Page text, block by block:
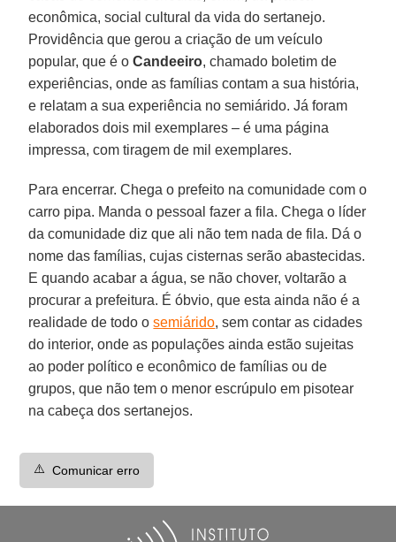
econômica, social cultural da vida do sertanejo.
Providência que gerou a criação de um veículo
popular, que é oCandeeiro, chamado boletim de
experiências, onde as famílias contam a sua história,
e relatam a sua experiência no semiárido. Já foram
elaborados dois mil exemplares – é uma página
impressa, com tiragem de mil exemplares.
Para encerrar. Chega o prefeito na comunidade com o
carro pipa. Manda o pessoal fazer a fila. Chega o líder
da comunidade diz que ali não tem nada de fila. Dá o
nome das famílias, cujas cisternas serão abastecidas.
E quando acabar a água, se não chover, voltarão a
procurar a prefeitura. É óbvio, que esta ainda não é a
realidade de todo osemiárido, sem contar as cidades
do interior, onde as populações ainda estão sujeitas
ao poder político e econômico de famílias ou de
grupos, que não tem o menor escrúpulo em pisotear
na cabeça dos sertanejos.
⚠️ Comunicar erro